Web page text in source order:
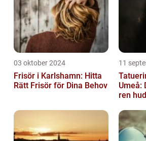
03 oktober 2024
Frisör i Karlshamn: Hitta
Rätt Frisör för Dina Behov
11
Umeå:
ren hud